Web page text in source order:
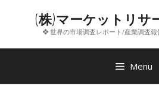
ン
(株)マーケットリサ
❖ 世界の市場調査レポート/産業調査報
Menu